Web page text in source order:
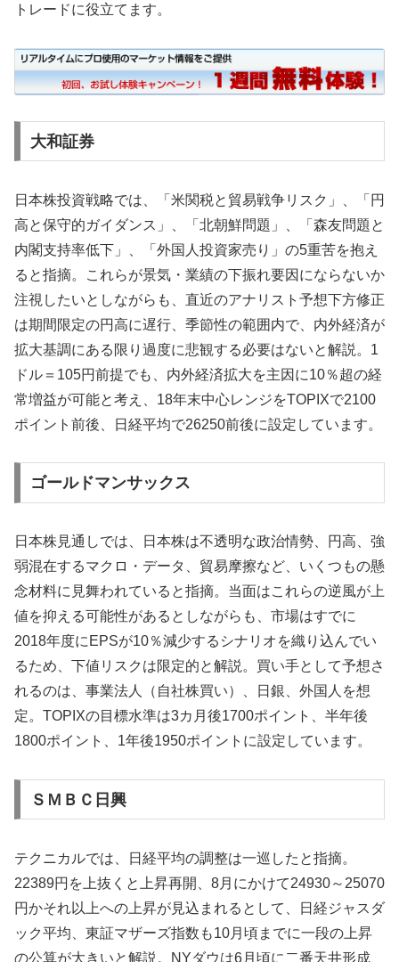
トレードに役立てます。
大和証券
日本株投資戦略では、「米関税と貿易戦争リスク」、「円
高と保守的ガイダンス」、「北朝鮮問題」、「森友問題と
内閣支持率低下」、「外国人投資家売り」の5重苦を抱え
ると指摘。これらが景気・業績の下振れ要因にならないか
注視したいとしながらも、直近のアナリスト予想下方修正
は期間限定の円高に遅行、季節性の範囲内で、内外経済が
拡大基調にある限り過度に悲観する必要はないと解説。1
ドル＝105円前提でも、内外経済拡大を主因に10％超の経
常増益が可能と考え、18年末中心レンジをTOPIXで2100
ポイント前後、日経平均で26250前後に設定しています。
ゴールドマンサックス
日本株見通しでは、日本株は不透明な政治情勢、円高、強
弱混在するマクロ・データ、貿易摩擦など、いくつもの懸
念材料に見舞われていると指摘。当面はこれらの逆風が上
値を抑える可能性があるとしながらも、市場はすでに
2018年度にEPSが10％減少するシナリオを織り込んでい
るため、下値リスクは限定的と解説。買い手として予想さ
れるのは、事業法人（自社株買い）、日銀、外国人を想
定。TOPIXの目標水準は3カ月後1700ポイント、半年後
1800ポイント、1年後1950ポイントに設定しています。
ＳＭＢＣ日興
テクニカルでは、日経平均の調整は一巡したと指摘。
22389円を上抜くと上昇再開、8月にかけて24930～25070
円かそれ以上への上昇が見込まれるとして、日経ジャスダ
ック平均、東証マザーズ指数も10月頃までに一段の上昇
の公算が大きいと解説。NYダウは6月頃に二番天井形成、